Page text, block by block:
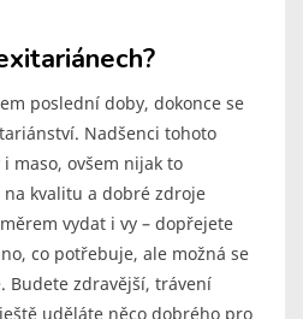
poslední doby, dokonce se
Nadšenci tohoto
maso, ovšem nijak to
kvalitu a dobré zdroje
vydat i vy – dopřejete
co potřebuje, ale možná se
Budete zdravější, trávení
uděláte něco dobrého pro